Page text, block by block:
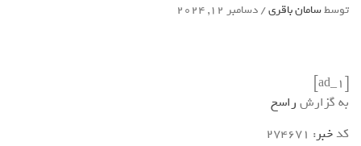
توسطسامان باقری/دسامبر 12, 2024
[ad_1]
به گزارش راسخ
کدخبر: 274671